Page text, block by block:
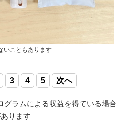
いこともあります
3 4 5 次へ
グラムによる収益を得ている場合
ります